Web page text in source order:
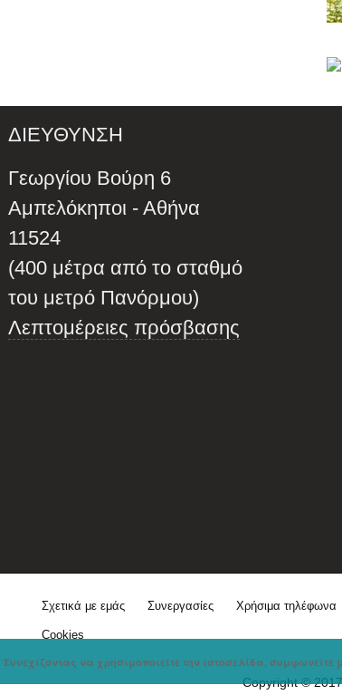
ΔΙΕΥΘΥΝΣΗ
Γεωργίου Βούρη 6
Αμπελόκηποι - Αθήνα
11524
(400 μέτρα από το σταθμό
του μετρό Πανόρμου)
Λεπτομέρειες πρόσβασης
Σχετικά με εμάς Συνεργασίες Χρήσιμα τηλέφωνα
Cookies
Copyright ©
Συνεχίζοντας να χρησιμοποιείτε την ιστοσελίδα, συμφωνείτε